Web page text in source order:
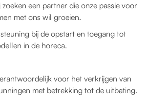
zoeken een partner die onze passie voor
met ons wil groeien.
bij de opstart en toegang tot
in de horeca.
voor het verkrijgen van
met betrekking tot de uitbating.